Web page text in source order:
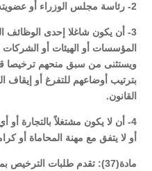
2- رئاسة مجلس الوزراء أو عضويته.
3- أن يكون شاغلا إحدى الوظائف
المؤسسات أو الهيئات أو الشركات
ويستثنى من سبق منحهم ترخيصا
بترتيب أوضاعهم للتفرغ أو إيقاف
القانون.
4- أن لا يكون مشتغلاً بالتجارة
أو لا يتفق مع مهنة المحاماة أو
مادة(37): تقدم طلبات